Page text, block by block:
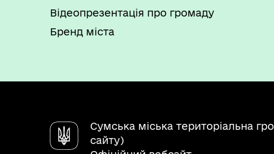
Відеопрезентація про громаду
Бренд міста
Сумська міська територіальна
сайту)